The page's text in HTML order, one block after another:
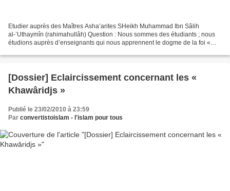
Etudier auprès des Maîtres Asha’arites SHeikh Muhammad Ibn Sâlih
al-’Uthaymîn (rahimahullâh) Question : Nous sommes des étudiants ; nous
étudions auprès d’enseignants qui nous apprennent le dogme de la foi «
[Dossier] Eclaircissement concernant les «
Khawâridjs »
Publié le 23/02/2010 à 23:59
Par convertistoislam - l'islam pour tous